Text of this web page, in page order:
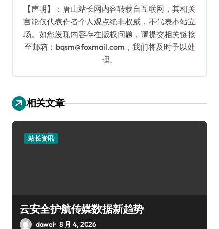
【声明】：唐山站长网内容转载自互联网，其相关
言论仅代表作者个人观点绝非权威，不代表本站立
场。如您发现内容存在版权问题，请提交相关链接
至邮箱：bqsm@foxmail.com，我们将及时予以处
理。
相关文章
站长资讯
云安全护航传媒数据新趋势
dawei 8 月 4, 2026